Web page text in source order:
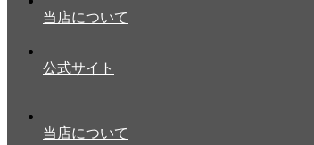
当店について
公式サイト
当店について